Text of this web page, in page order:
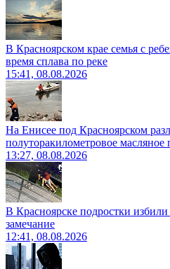
В Красноярском крае семья с
время сплава по реке
15:41, 08.08.2026
На Енисее под Красноярском
полуторакилометровое масляное
13:27, 08.08.2026
В Красноярске подростки
замечание
12:41, 08.08.2026